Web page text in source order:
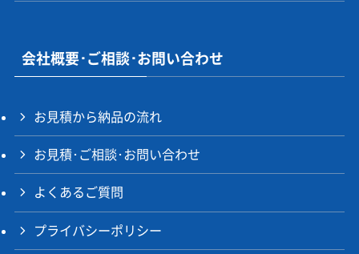
会社概要･ご相談･お問い合わせ
お見積から納品の流れ
お見積･ご相談･お問い合わせ
よくあるご質問
プライバシーポリシー